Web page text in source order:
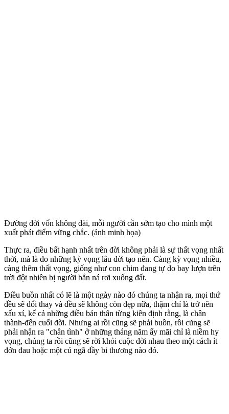
Đường đời vốn không dài, mỗi người cần sớm tạo cho mình một
xuất phát điểm vững chắc. (ảnh minh họa)
Thực ra, điều bất hạnh nhất trên đời không phải là sự thất vọng nhất
thời, mà là do những kỳ vọng lâu đời tạo nên. Càng kỳ vọng nhiều,
càng thêm thất vọng, giống như con chim đang tự do bay lượn trên
trời đột nhiên bị người bắn ná rơi xuống đất.
Điều buồn nhất có lẽ là một ngày nào đó chúng ta nhận ra, mọi thứ
đều sẽ đổi thay và đều sẽ không còn đẹp nữa, thậm chí là trở nên
xấu xí, kể cả những điều bản thân từng kiên định rằng, là chân
thành-đến cuối đời. Nhưng ai rồi cũng sẽ phải buồn, rồi cũng sẽ
phải nhận ra "chân tình" ở những tháng năm ấy mãi chỉ là niềm hy
vọng, chúng ta rồi cũng sẽ rời khỏi cuộc đời nhau theo một cách ít
đớn đau hoặc một cú ngã đầy bi thương nào đó.